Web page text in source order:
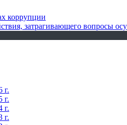
коррупции
затрагивающего вопросы
г.
г.
г.
г.